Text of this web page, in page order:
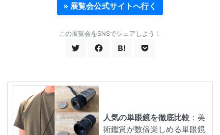
» 展覧会公式サイトへ行く
この展覧会をSNSでシェアしよう！
B!
人気の単眼鏡を徹底比較 ：美
術鑑賞が数倍楽しめる単眼鏡